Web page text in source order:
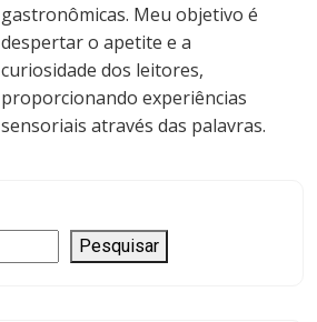
gastronômicas. Meu objetivo é
despertar o apetite e a
curiosidade dos leitores,
proporcionando experiências
sensoriais através das palavras.
Pesquisar